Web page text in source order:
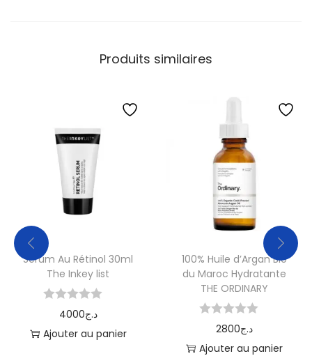
Produits similaires
Serum Au Rétinol 30ml
The Inkey list
4000د.ج
Ajouter au panier
100% Huile d’Argan Bio
du Maroc Hydratante
THE ORDINARY
2800د.ج
Ajouter au panier